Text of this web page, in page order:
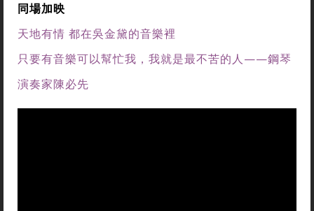
同場加映
天地有情 都在吳金黛的音樂裡
只要有音樂可以幫忙我，我就是最不苦的人——鋼琴
演奏家陳必先